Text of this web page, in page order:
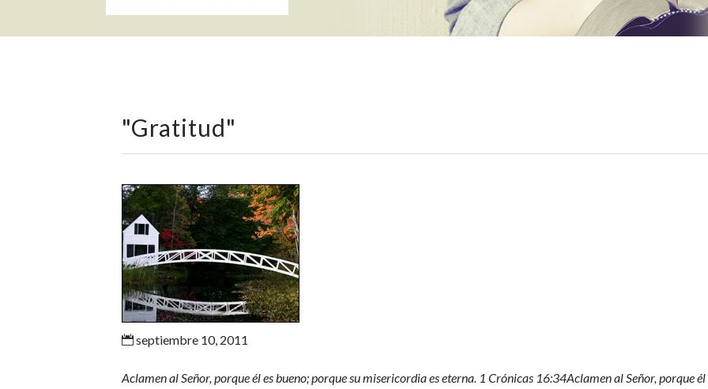
"Gratitud"
 septiembre 10, 2011
Aclamen al Señor, porque él es bueno; porque su misericordia es eterna. 1 Crónicas 16:34Aclamen al Señor, porque él